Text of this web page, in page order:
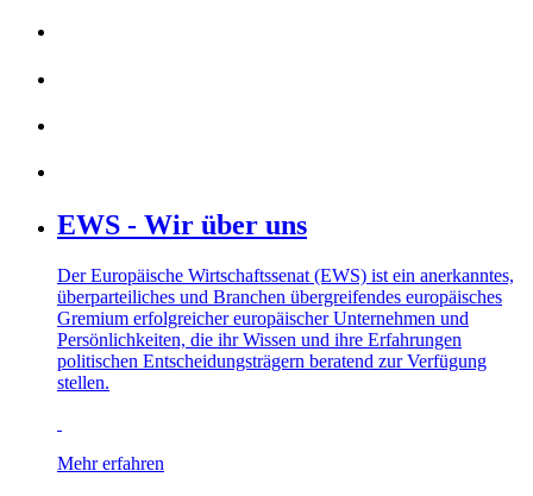
EWS - Wir über uns
Der Europäische Wirtschaftssenat (EWS) ist ein anerkanntes,
überparteiliches und Branchen übergreifendes europäisches
Gremium erfolgreicher europäischer Unternehmen und
Persönlichkeiten, die ihr Wissen und ihre Erfahrungen
politischen Entscheidungsträgern beratend zur Verfügung
stellen.
Mehr erfahren